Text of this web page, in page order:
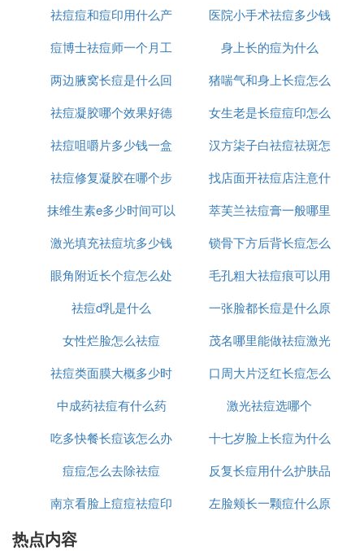
C. 中药祛痘膏哪里有卖的啊 大概需要多少
钱呢 谢谢
我长了三年多的痘，用过很多产品。现在我想说的
是，要去痘一定要选对的，从10几元到几百元的东西
我都用过。试试中药养颜配方的草堂中草药祛痘膏
问题压制滴，我自己就是用了这个膏才好的。花钱不
多效果挺好的，我自己挺满意的。一瓶下去就见效
果，用了三瓶不到好了，去痘也去痘印。现在脸上已
经看不出来了。没有副作用不伤皮肤。同学也用了身
边不少人用了都挺好的，你也可以试试的。花很少的
钱效果却是不错的！广州这边新港中路的百佳富景店
就有卖的。*****查看剩女姐姐的精华贴,早就给你解答
D. 佩肤泉祛痘净颜精华乳哪里买
京东旗舰店。
佩肤泉祛痘净颜精华乳可以在京东的旗舰店买，因为
现在市面上也有伪造的佩肤泉祛痘净颜精华乳，所以
E. 拼多多上的祛痘膏是真的有用吗
如果真的有用。要医院皮肤科祛痘的还有啥用呢。大
家都拼多多不就行了。又快又便宜。
哪个好
祛痘痘和痘印用什么产
品
医院小手术祛痘多少钱
一次
痘博士祛痘师一个月工
资多少
身上长的痘为什么
两边腋窝长痘是什么回
事
猪喘气和身上长痘怎么
治疗
祛痘凝胶哪个效果好德
国
女生老是长痘痘印怎么
办
祛痘咀嚼片多少钱一盒
汉方柒子白祛痘祛斑怎
么样
祛痘修复凝胶在哪个步
骤使用
找店面开祛痘店注意什
么
抹维生素e多少时间可以
祛痘坑
萃芙兰祛痘膏一般哪里
有卖
激光填充祛痘坑多少钱
锁骨下方后背长痘怎么
消除
眼角附近长个痘怎么处
理
毛孔粗大祛痘痕可以用
什么
祛痘d乳是什么
一张脸都长痘是什么原
因
女性烂脸怎么祛痘
茂名哪里能做祛痘激光
祛痘类面膜大概多少时
间用一次
口周大片泛红长痘怎么
办
中成药祛痘有什么药
激光祛痘选哪个
吃多快餐长痘该怎么办
十七岁脸上长痘为什么
痘痘怎么去除祛痘
反复长痘用什么护肤品
祛痘
南京看脸上痘痘祛痘印
左脸颊长一颗痘什么原
热点内容